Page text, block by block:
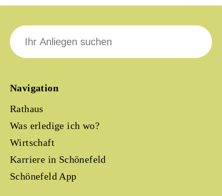
Navigation
Rathaus
Was erledige ich wo?
Wirtschaft
Karriere in Schönefeld
Schönefeld App
Suche
nach: